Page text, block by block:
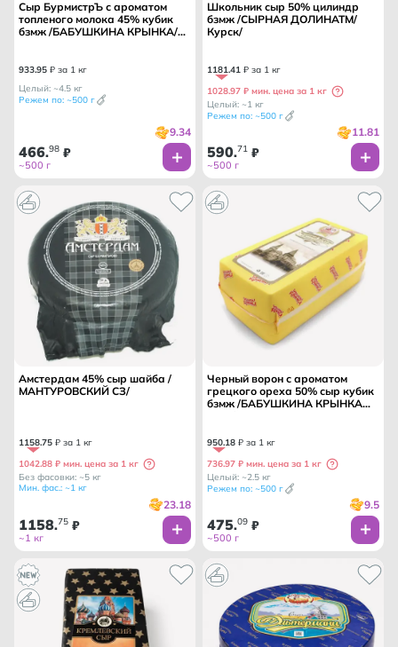
Сыр БурмистрЪ с ароматом
топленого молока 45% кубик
бзмж /БАБУШКИНА КРЫНКА/
933.95 ₽ за 1 кг
Целый: ~4.5 кг
Режем по: ~500 г
9.34
466.98 ₽
~500 г
Школьник сыр 50% цилиндр
бзмж /СЫРНАЯ ДОЛИНАТМ/
Курск/
1181.41 ₽ за 1 кг
1028.97 ₽ мин. цена за 1 кг
Целый: ~1 кг
Режем по: ~500 г
11.81
590.71 ₽
~500 г
Амстердам 45% сыр шайба /
МАНТУРОВСКИЙ СЗ/
1158.75 ₽ за 1 кг
1042.88 ₽ мин. цена за 1 кг
Без фасовки: ~5 кг
Мин. фас.: ~1 кг
23.18
1158.75 ₽
~1 кг
Черный ворон с ароматом
грецкого ореха 50% сыр кубик
бзмж /БАБУШКИНА КРЫНКА
950.18 ₽ за 1 кг
736.97 ₽ мин. цена за 1 кг
Целый: ~2.5 кг
Режем по: ~500 г
9.5
475.09 ₽
~500 г